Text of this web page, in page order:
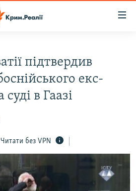
підтвердив
екс-
в Гаазі
Читати без VPN